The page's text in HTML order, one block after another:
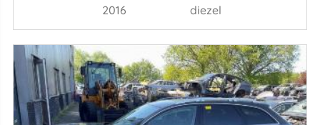
2016 diezel